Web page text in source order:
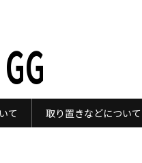
て 取り置きなどについて